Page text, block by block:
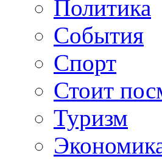
Политика
События
Спорт
Стоит
Туризм